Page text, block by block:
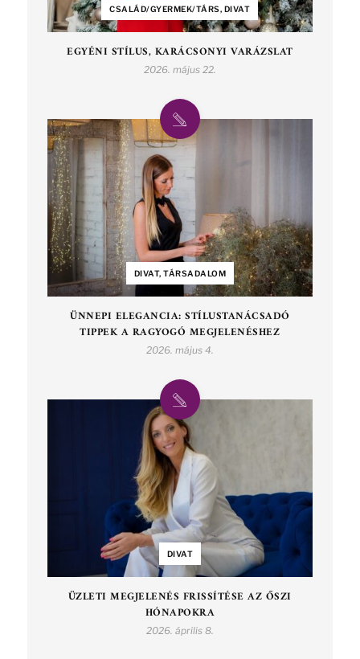
CSALÁD/GYERMEK/TÁRS, DIVAT
EGYÉNI STÍLUS, KARÁCSONYI VARÁZSLAT
2026. május 22.
DIVAT, TÁRSADALOM
ÜNNEPI ELEGANCIA: STÍLUSTANÁCSADÓ
TIPPEK A RAGYOGÓ MEGJELENÉSHEZ
2026. május 4.
DIVAT
ÜZLETI MEGJELENÉS FRISSÍTÉSE AZ ŐSZI
HÓNAPOKRA
2026. április 8.